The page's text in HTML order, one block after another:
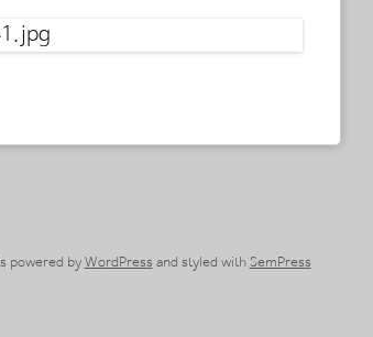
powered by WordPress and styled with SemPress